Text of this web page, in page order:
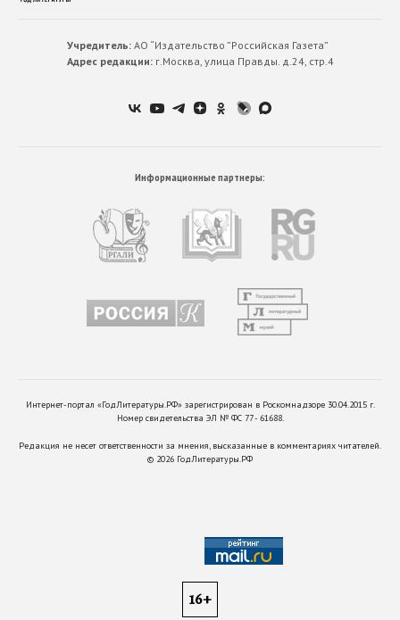
Учредитель:АО “Издательство ”Российская Газета”
Адрес редакции:г.Москва, улица Правды. д.24, стр.4
Информационные партнеры:
Интернет-портал «ГодЛитературы.РФ» зарегистрирован в Роскомнадзоре 30.04.2015 г.
Номер свидетельства ЭЛ № ФС 77 - 61688.
Редакция не несет ответственности за мнения, высказанные в комментариях читателей.
© 2026 ГодЛитературы.РФ
16+